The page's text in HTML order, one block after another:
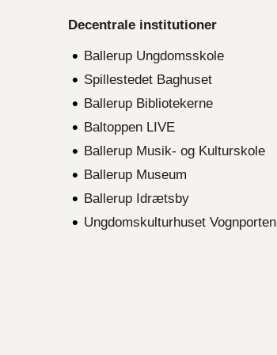
Decentrale institutioner
Ballerup Ungdomsskole
Spillestedet Baghuset
Ballerup Bibliotekerne
Baltoppen LIVE
Ballerup Musik- og Kulturskole
Ballerup Museum
Ballerup Idrætsby
Ungdomskulturhuset Vognporten